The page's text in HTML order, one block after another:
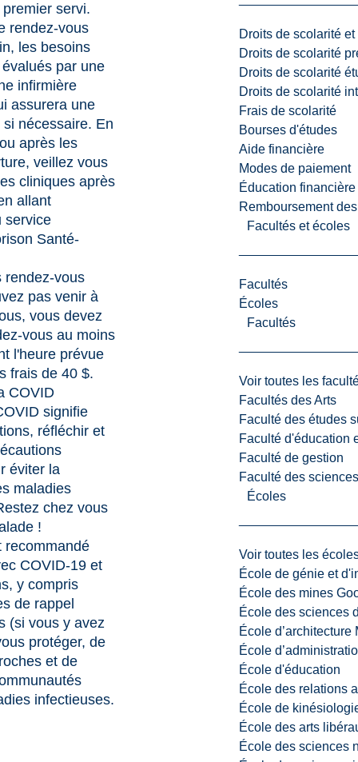
Droits de scolarité
Droits de scolarité
Droits de scolarité
Droits de scolarité
Frais de scolarité
Bourses d'études
Aide financière
Modes de paiement
Éducation financière
Remboursement
Facultés et écoles
Facultés
Écoles
Facultés
Voir toutes les
Facultés des Arts
Faculté des études
Faculté d'éducation
Faculté de gestion
Faculté des
Écoles
Voir toutes les
École de génie et
École des mines
École des sciences
École d’architecture
École
École d'éducation
École des relations
École de
École des arts
École des sciences
servi.
rendez-vous
les besoins
par une
infirmière
assurera une
nécessaire. En
après les
veillez vous
cliniques après
allant
service
Santé-
rendez-vous
pas venir à
vous devez
vous au moins
l'heure prévue
frais de 40 $.
COVID
signifie
réfléchir et
éviter la
maladies
chez vous
!
recommandé
COVID-19 et
y compris
de rappel
(si vous y avez
protéger, de
et de
infectieuses.